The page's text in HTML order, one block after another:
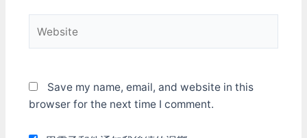
Save my name, email, and website in this
browser for the next time I comment.